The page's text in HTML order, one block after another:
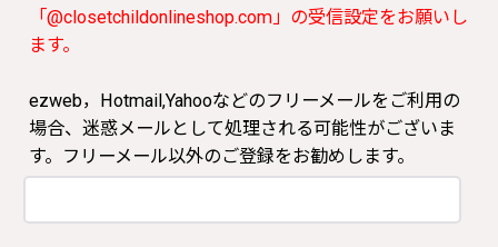
「@closetchildonlineshop.com」の受信設定をお願いし
ます。
ezweb，Hotmail,Yahooなどのフリーメールをご利用の
場合、迷惑メールとして処理される可能性がございま
す。フリーメール以外のご登録をお勧めします。